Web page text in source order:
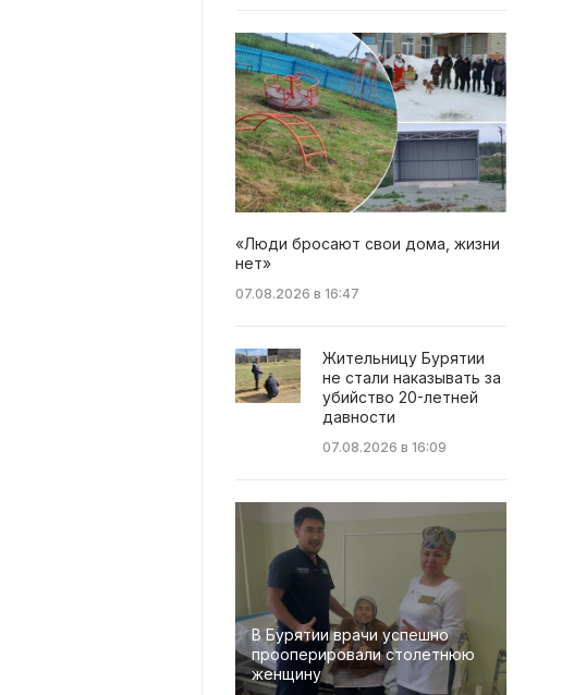
«Люди бросают свои дома, жизни
нет»
07.08.2026 в 16:47
Жительницу Бурятии
не стали наказывать за
убийство 20-летней
давности
07.08.2026 в 16:09
В Бурятии врачи успешно
прооперировали столетнюю
женщину